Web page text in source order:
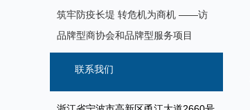
事法律服务月圆满落幕
筑牢防疫长堤 转危机为商机 ——访
宁波福特继电器有限公司杨晓厦
品牌型商协会和品牌型服务项目
联系我们